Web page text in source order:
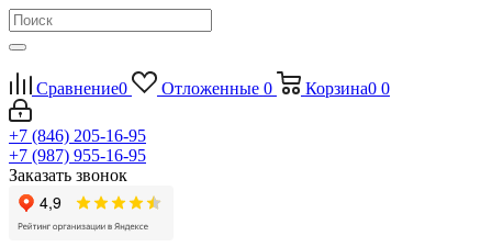
Сравнение0 Отложенные 0 Корзина0 0
+7 (846) 205-16-95
+7 (987) 955-16-95
Заказать звонок